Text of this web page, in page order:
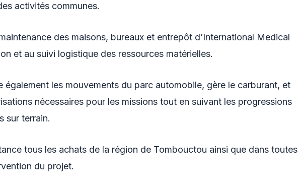
activités communes.
des maisons, bureaux et entrepôt d’International Medical
et au suivi logistique des ressources matérielles.
également les mouvements du parc automobile, gère le carburant, et
nécessaires pour les missions tout en suivant les progressions
sur terrain.
tous les achats de la région de Tombouctou ainsi que dans toutes
du projet.